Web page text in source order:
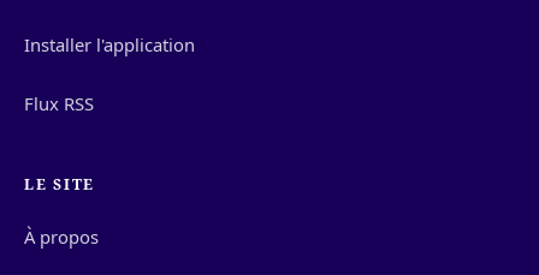
Installer l'application
Flux RSS
LE SITE
À propos